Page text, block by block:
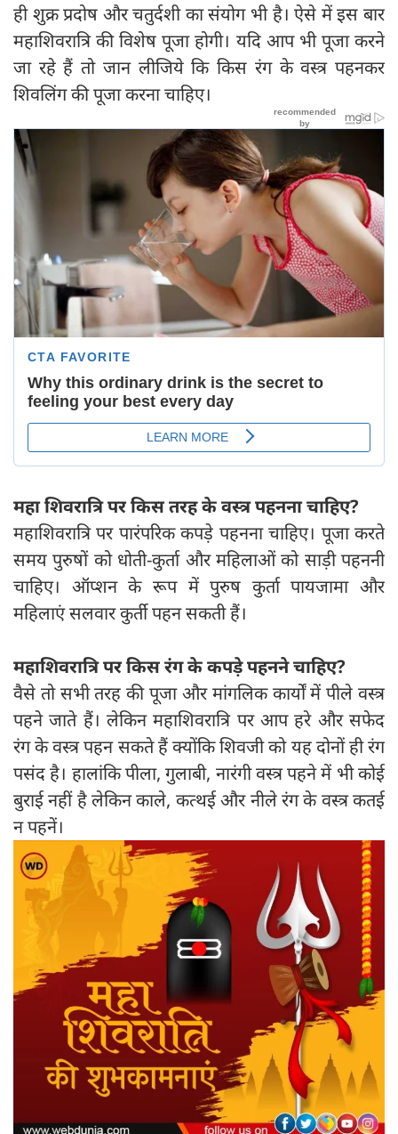
ही शुक्र प्रदोष और चतुर्दशी का संयोग भी है। ऐसे में इस बार
महाशिवरात्रि की विशेष पूजा होगी। यदि आप भी पूजा करने
जा रहे हैं तो जान लीजिये कि किस रंग के वस्त्र पहनकर
शिवलिंग की पूजा करना चाहिए।
महा शिवरात्रि पर किस तरह के वस्त्र पहनना चाहिए?
महाशिवरात्रि पर पारंपरिक कपड़े पहनना चाहिए। पूजा करते
समय पुरुषों को धोती-कुर्ता और महिलाओं को साड़ी पहननी
चाहिए। ऑप्शन के रूप में पुरुष कुर्ता पायजामा और
महिलाएं सलवार कुर्ती पहन सकती हैं।
महाशिवरात्रि पर किस रंग के कपड़े पहनने चाहिए?
वैसे तो सभी तरह की पूजा और मांगलिक कार्यों में पीले वस्त्र
पहने जाते हैं। लेकिन महाशिवरात्रि पर आप हरे और सफेद
रंग के वस्त्र पहन सकते हैं क्योंकि शिवजी को यह दोनों ही रंग
पसंद है। हालांकि पीला, गुलाबी, नारंगी वस्त्र पहने में भी कोई
बुराई नहीं है लेकिन काले, कत्थई और नीले रंग के वस्त्र कतई
न पहनें।